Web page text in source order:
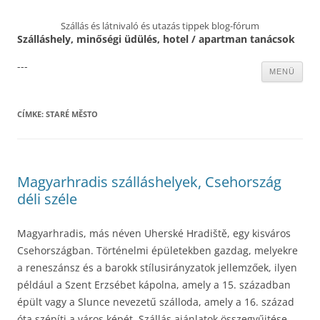
Szállás és látnivaló és utazás tippek blog-fórum
Szálláshely, minőségi üdülés, hotel / apartman tanácsok
MENÜ
---
CÍMKE: STARÉ MĚSTO
Magyarhradis szálláshelyek, Csehország
déli széle
Magyarhradis, más néven Uherské Hradiště, egy kisváros
Csehországban. Történelmi épületekben gazdag, melyekre
a reneszánsz és a barokk stílusirányzatok jellemzőek, ilyen
például a Szent Erzsébet kápolna, amely a 15. században
épült vagy a Slunce nevezetű szálloda, amely a 16. század